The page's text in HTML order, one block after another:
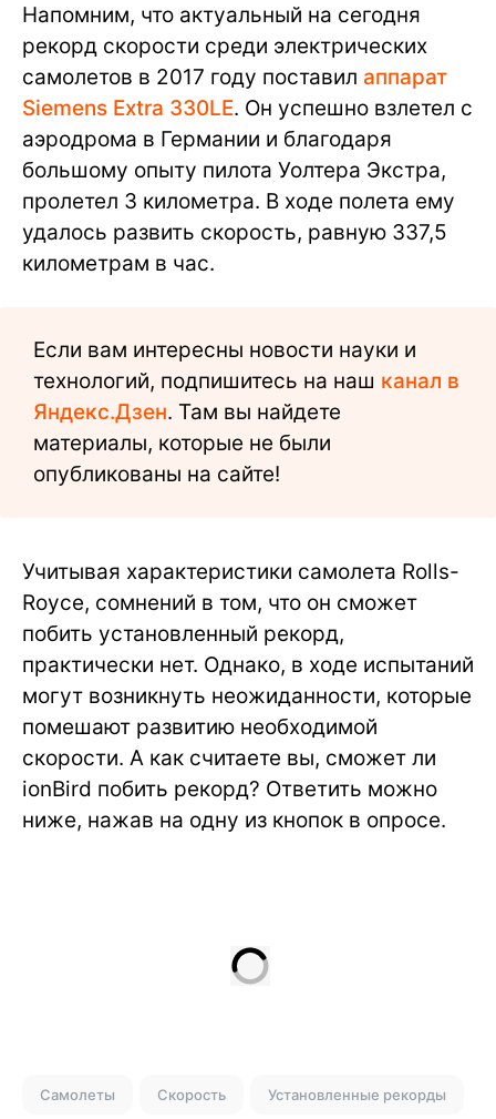
Напомним, что актуальный на сегодня
рекорд скорости среди электрических
самолетов в 2017 году поставил аппарат
Siemens Extra 330LE. Он успешно взлетел с
аэродрома в Германии и благодаря
большому опыту пилота Уолтера Экстра,
пролетел 3 километра. В ходе полета ему
удалось развить скорость, равную 337,5
километрам в час.
Если вам интересны новости науки и
технологий, подпишитесь на наш канал в
Яндекс.Дзен. Там вы найдете
материалы, которые не были
опубликованы на сайте!
Учитывая характеристики самолета Rolls-
Royce, сомнений в том, что он сможет
побить установленный рекорд,
практически нет. Однако, в ходе испытаний
могут возникнуть неожиданности, которые
помешают развитию необходимой
скорости. А как считаете вы, сможет ли
ionBird побить рекорд? Ответить можно
ниже, нажав на одну из кнопок в опросе.
Самолеты Скорость Установленные рекорды